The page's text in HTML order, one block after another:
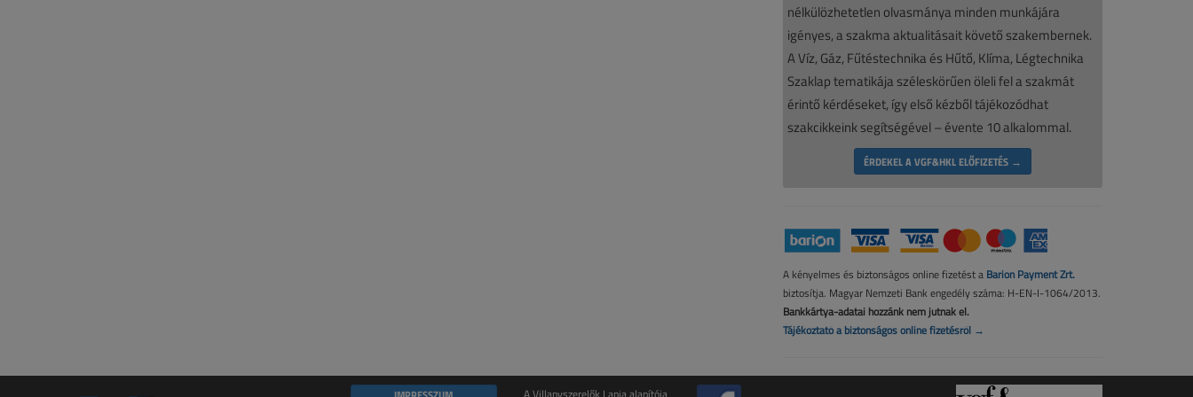
nélkülözhetetlen olvasmánya minden munkájára
igényes, a szakma aktualitásait követő szakembernek.
A Víz, Gáz, Fűtéstechnika és Hűtő, Klíma, Légtechnika
Szaklap tematikája széleskörűen öleli fel a szakmát
érintő kérdéseket, így első kézből tájékozódhat
szakcikkeink segítségével – évente 10 alkalommal.
ÉRDEKEL A VGF&HKL ELŐFIZETÉS →
A kényelmes és biztonságos online fizetést a Barion Payment Zrt.
biztosítja. Magyar Nemzeti Bank engedély száma: H-EN-I-1064/2013.
Bankkártya-adatai hozzánk nem jutnak el.
Tájékoztató a biztonságos online fizetésről →
A Villanyszerelők Lapja alapítója